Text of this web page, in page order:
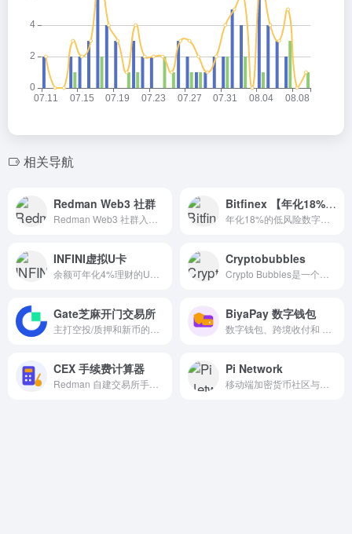
相关导航
Redman Web3 社群 Bitfinex 【年化18%的低风险数字货币理财平台 】
INFINI虚拟U卡 Cryptobubbles
Gate芝麻开门交易所 BiyaPay 数字钱包
CEX 手续费计算器 Pi Network